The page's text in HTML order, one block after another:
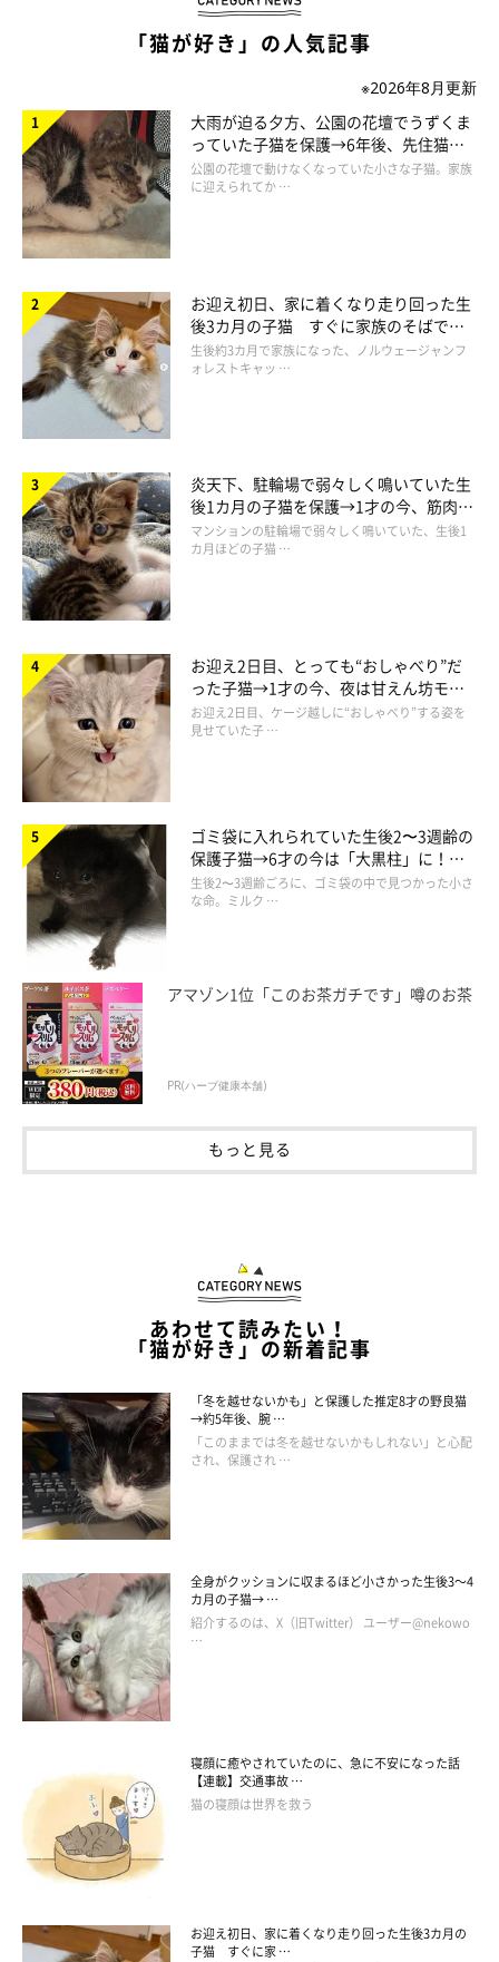
保護した頃のあんこちゃん
@MikaMaumau
あんこちゃんは、飼い主さんのご主人が保護したコでした。ひと
りぼっちでいたあんこちゃんは、道路の真ん中にあった植え込み
主人が保護することを決めたのだそうです。
しかし、警戒心が強かったあんこちゃんを保護するのは、かなり
苦労したのだとか。
飼い主さん：
「あんこは怖かったのか『シャーシャー』と唸って暴れて、思い
っきり手に噛みついてきたようです。旦那の白いシャツが血まみ
れになっていました…」
保護した頃のあんこちゃん
@MikaMaumau
保護当時のあんこちゃんの様子を見て、飼い主さんは
どうしようか」と不安な気持ちもあったそうですが、
ホッとする出来事があったといいます。
飼い主さん：
「次の日には、あんこはすんなりとなでさせてくれて、落ち着い
た様子を見せていました。食欲も旺盛で夫婦でホッとしたことを
「猫が好き」の人気記事
※2026年8月更新
大雨が迫る夕方、公園の花壇でうずくま
っていた子猫を保護→6年後、先住猫
と“姉妹”のような関係に
公園の花壇で動けなくなっていた小さな子猫。家族
に迎えられてか …
お迎え初日、家に着くなり走り回った生
後3カ月の子猫 すぐに家族のそばで落
ち着く姿に「迎えてよかった」
生後約3カ月で家族になった、ノルウェージャンフ
ォレストキャッ …
炎天下、駐輪場で弱々しく鳴いていた生
後1カ月の子猫を保護→1才の今、筋肉質
でツンデレなコに成長
マンションの駐輪場で弱々しく鳴いていた、生後1
カ月ほどの子猫 …
お迎え2日目、とっても“おしゃべり”だ
った子猫→1才の今、夜は甘えん坊モー
ドになるコに成長！
お迎え2日目、ケージ越しに“おしゃべり”する姿を
見せていた子 …
ゴミ袋に入れられていた生後2〜3週齢の
保護子猫→6才の今は「大黒柱」に！
美しい黒猫に成長した姿にグッとくる
生後2〜3週齢ごろに、ゴミ袋の中で見つかった小さ
な命。ミルク …
アマゾン1位「このお茶ガチです」噂のお茶
PR(ハーブ健康本舗)
もっと見る
あわせて読みたい！
「猫が好き」の新着記事
「冬を越せないかも」と保護した推定8才の野良猫
→約5年後、腕 …
「このままでは冬を越せないかもしれない」と心配
され、保護され …
全身がクッションに収まるほど小さかった生後3～4
カ月の子猫→ …
紹介するのは、X（旧Twitter） ユーザー@nekowo
…
寝顔に癒やされていたのに、急に不安になった話
【連載】交通事故 …
猫の寝顔は世界を救う
お迎え初日、家に着くなり走り回った生後3カ月の
子猫 すぐに家 …